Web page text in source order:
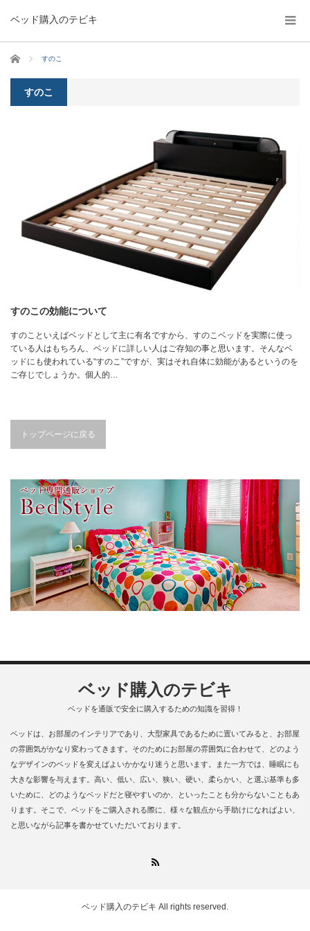
ベッド購入のテビキ
ホーム すのこ
すのこ
すのこの効能について
すのこといえばベッドとして主に有名ですから、すのこベッドを実際に使っ
ている人はもちろん、ベッドに詳しい人はご存知の事と思います。そんなベ
ッドにも使われている“すのこ”ですが、実はそれ自体に効能があるというのを
ご存じでしょうか。個人的…
トップページに戻る
ベッド購入のテビキ
ベッドを通販で安全に購入するための知識を習得！
ベッドは、お部屋のインテリアであり、大型家具であるために置いてみると、お部屋
の雰囲気がかなり変わってきます。そのためにお部屋の雰囲気に合わせて、どのよう
なデザインのベッドを変えばよいかかなり迷うと思います。また一方では、睡眠にも
大きな影響を与えます。高い、低い、広い、狭い、硬い、柔らかい、と選ぶ基準も多
いために、どのようなベッドだと寝やすいのか、といったことも分からないこともあ
ります。そこで、ベッドをご購入される際に、様々な観点から手助けになればよい、
と思いながら記事を書かせていただいております。
ベッド購入のテビキ All rights reserved.